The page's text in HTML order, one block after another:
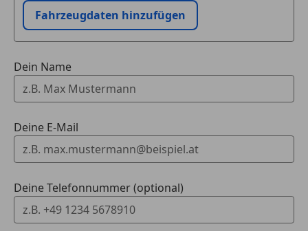
Fahrzeugdaten hinzufügen
Dein Name
Deine E-Mail
Deine Telefonnummer (optional)